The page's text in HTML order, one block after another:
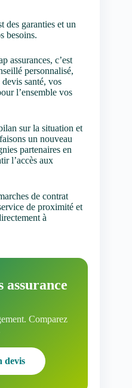
des garanties et un
besoins.
assurances, c’est
personnalisé,
santé, vos
l’ensemble vos
sur la situation et
un nouveau
partenaires en
l’accès aux
de contrat
de proximité et
à
assurance
Comparez
devis